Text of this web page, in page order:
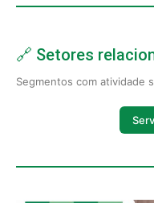
🔗 Setores
Segmentos com atividade